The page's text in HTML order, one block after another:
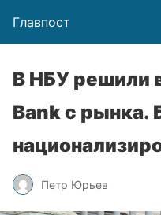
Главпост
В НБУ решили
Bank с рынка.
Петр Юрьев